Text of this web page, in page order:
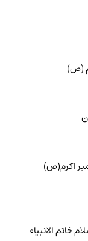
(ص)
اکرم(ص)
خاتم الانبیاء